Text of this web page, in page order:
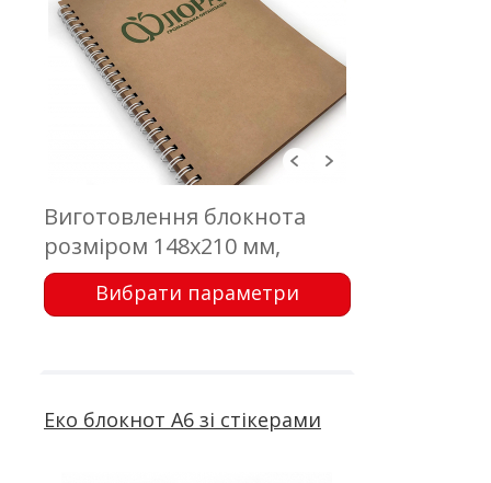
Виготовлення блокнота
розміром 148х210 мм,
обкладинка - крафт картон
з друком; блок 50 аркушів,
Вибрати параметри
Еко блокнот А6 зі стікерами